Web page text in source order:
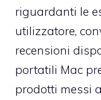
riguardanti le
utilizzatore,
recensioni
portatili Mac
prodotti messi